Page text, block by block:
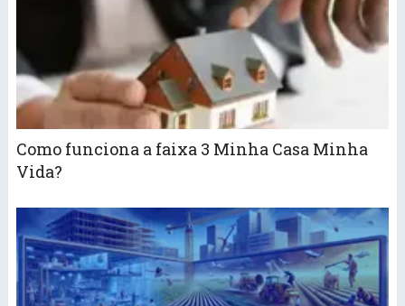
Como funciona a faixa 3 Minha Casa Minha
Vida?